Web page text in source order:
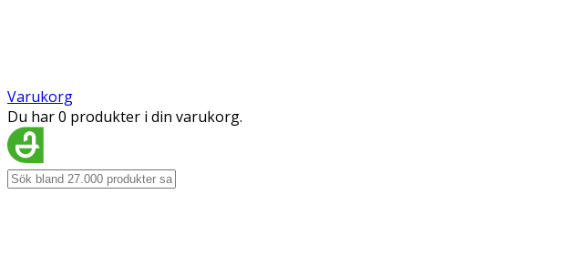
Varukorg
Du har 0 produkter i din varukorg.